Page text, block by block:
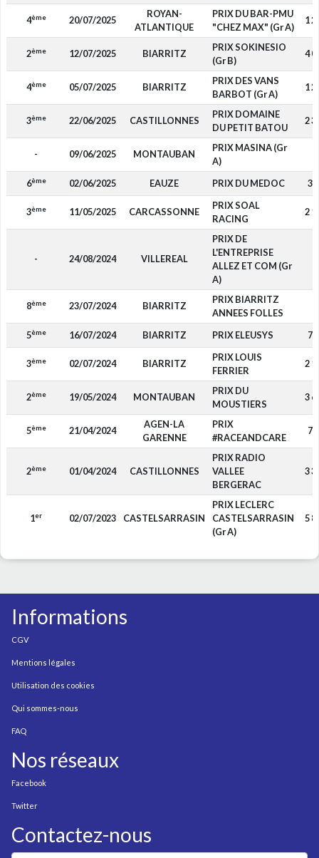
4ème 20/07/2025
ROYAN-
ATLANTIQUE
PRIX DU BAR-PMU
"CHEZ MAX" (Gr A)
1
2ème 12/07/2025 BIARRITZ
PRIX SOKINESIO
(Gr B)
4
4ème 05/07/2025 BIARRITZ
PRIX DES VANS
BARBOT (Gr A)
1
3ème 22/06/2025 CASTILLONNES
PRIX DOMAINE
DU PETIT BATOU
2
- 09/06/2025 MONTAUBAN
PRIX MASINA (Gr
A)
6ème 02/06/2025 EAUZE PRIX DU MEDOC
3ème 11/05/2025 CARCASSONNE
PRIX SOAL
RACING
2
- 24/08/2024 VILLEREAL
PRIX DE
L'ENTREPRISE
ALLEZ ET COM (Gr
A)
8ème 23/07/2024 BIARRITZ
PRIX BIARRITZ
ANNEES FOLLES
5ème 16/07/2024 BIARRITZ PRIX ELEUSYS
3ème 02/07/2024 BIARRITZ
PRIX LOUIS
FERRIER
2
2ème 19/05/2024 MONTAUBAN
PRIX DU
MOUSTIERS
3
5ème 21/04/2024
AGEN-LA
GARENNE
PRIX
#RACEANDCARE
2ème 01/04/2024 CASTILLONNES
PRIX RADIO
VALLEE
BERGERAC
3
1er 02/07/2023 CASTELSARRASIN
PRIX LECLERC
CASTELSARRASIN
(Gr A)
5
Informations
CGV
Mentions légales
Utilisation des cookies
Qui sommes-nous
FAQ
Nos réseaux
Facebook
Twitter
Contactez-nous